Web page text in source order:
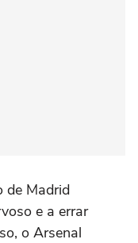
de Madrid
e a errar
o Arsenal